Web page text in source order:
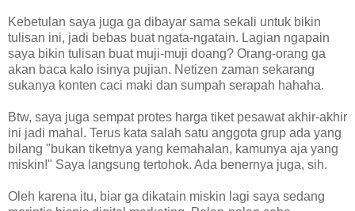
Kebetulan saya juga ga dibayar sama sekali untuk bikin
tulisan ini, jadi bebas buat ngata-ngatain. Lagian ngapain
saya bikin tulisan buat muji-muji doang? Orang-orang ga
akan baca kalo isinya pujian. Netizen zaman sekarang
sukanya konten caci maki dan sumpah serapah hahaha.
Btw, saya juga sempat protes harga tiket pesawat akhir-akhir
ini jadi mahal. Terus kata salah satu anggota grup ada yang
bilang "bukan tiketnya yang kemahalan, kamunya aja yang
miskin!" Saya langsung tertohok. Ada benernya juga, sih.
Oleh karena itu, biar ga dikatain miskin lagi saya sedang